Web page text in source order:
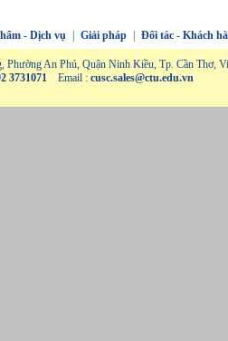
- Dịch vụ Giải pháp Đối tác - Khách
Phường An Phú, Quận Ninh Kiều, Tp. Cần Thơ,
3731071 Email : cusc.sales@ctu.edu.vn